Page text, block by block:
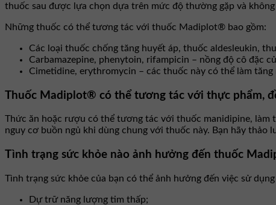
thuốc sau được lựa chọn dựa trên mức độ thường gặp và không
Những thuốc có thể tương tác với thuốc Madiplot® bao gồm:
Các loại thuốc chống tăng huyết áp, thuốc aldesleukin,
Carbamazepine, phenytoin, rifampicin – nồng độ cô đặc
Cimetidine, erythromycin – các thuốc này có thể làm
Thuốc Madiplot® có thể tương tác với thực phẩm,
Thức ăn hoặc rượu có thể tương tác với thuốc manidipine, làm
nguy cơ buồn ngủ khi dùng chung với thuốc này. Bạn hãy
Tình trạng sức khỏe nào ảnh hưởng đến thuốc
Tình trạng sức khỏe của bạn có thể ảnh hưởng đến việc sử
Dự trữ năng lượng tim thấp;